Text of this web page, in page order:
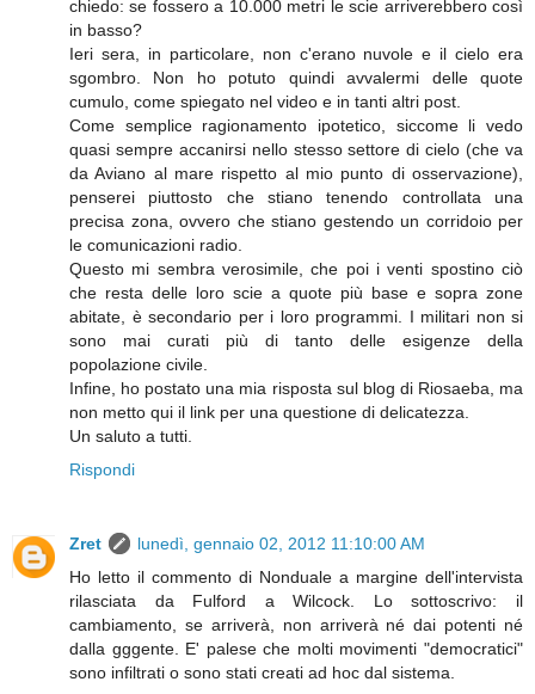
chiedo: se fossero a 10.000 metri le scie arriverebbero così
in basso?
Ieri sera, in particolare, non c'erano nuvole e il cielo era
sgombro. Non ho potuto quindi avvalermi delle quote
cumulo, come spiegato nel video e in tanti altri post.
Come semplice ragionamento ipotetico, siccome li vedo
quasi sempre accanirsi nello stesso settore di cielo (che va
da Aviano al mare rispetto al mio punto di osservazione),
penserei piuttosto che stiano tenendo controllata una
precisa zona, ovvero che stiano gestendo un corridoio per
le comunicazioni radio.
Questo mi sembra verosimile, che poi i venti spostino ciò
che resta delle loro scie a quote più base e sopra zone
abitate, è secondario per i loro programmi. I militari non si
sono mai curati più di tanto delle esigenze della
popolazione civile.
Infine, ho postato una mia risposta sul blog di Riosaeba, ma
non metto qui il link per una questione di delicatezza.
Un saluto a tutti.
Rispondi
Zret
lunedì, gennaio 02, 2012 11:10:00 AM
Ho letto il commento di Nonduale a margine dell'intervista
rilasciata da Fulford a Wilcock. Lo sottoscrivo: il
cambiamento, se arriverà, non arriverà né dai potenti né
dalla gggente. E' palese che molti movimenti "democratici"
sono infiltrati o sono stati creati ad hoc dal sistema.